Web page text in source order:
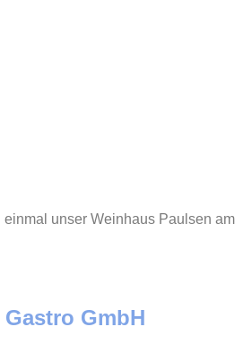
unser Weinhaus Paulsen am
GmbH